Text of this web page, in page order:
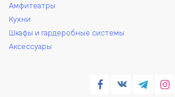
Амфитеатры
Кухни
Шкафы и гардеробные системы
Аксессуары